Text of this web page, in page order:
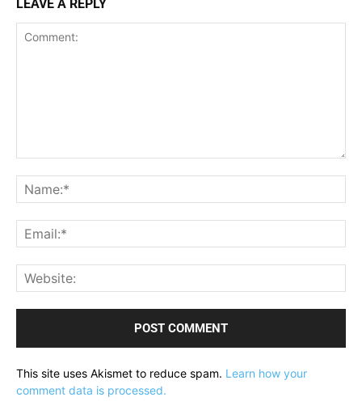
LEAVE A REPLY
This site uses Akismet to reduce spam. Learn how your
comment data is processed.